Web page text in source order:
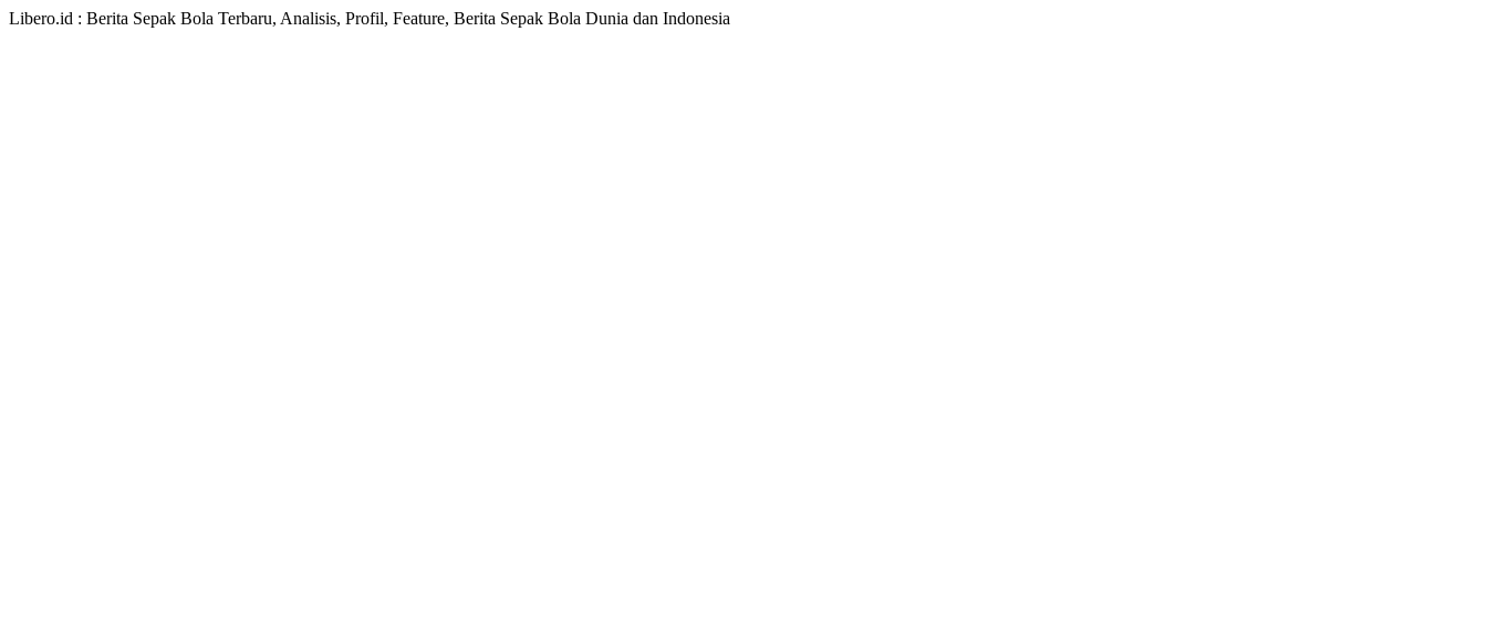
Libero.id : Berita Sepak Bola Terbaru, Analisis, Profil, Feature, Berita Sepak Bola Dunia dan Indonesia